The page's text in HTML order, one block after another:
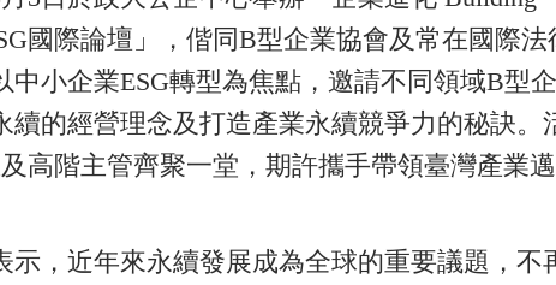
國際論壇」，偕同B型企業協會及常在國際法
小企業ESG轉型為焦點，邀請不同領域B型
續的經營理念及打造產業永續競爭力的秘訣。
高階主管齊聚一堂，期許攜手帶領臺灣產業
示，近年來永續發展成為全球的重要議題，不